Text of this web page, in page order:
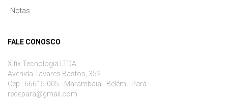
Notas
FALE CONOSCO
Xifix Tecnologia LTDA.
Avenida Tavares Bastos, 352
Cep.: 66615-005 - Marambaia - Belém - Pará
redepara@gmail.com